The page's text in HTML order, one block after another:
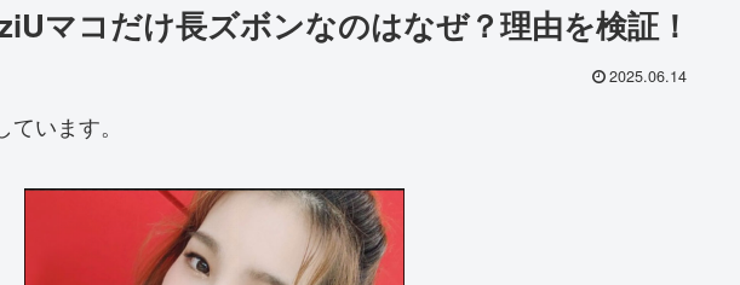
マコだけ長ズボンなのはなぜ？理由を検証！
2025.06.14
います。